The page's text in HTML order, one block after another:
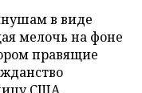
в виде
мелочь на фоне
правящие